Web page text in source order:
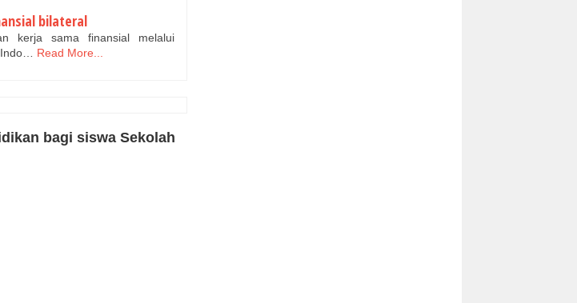
bilateral
kerja sama finansial melalui
Read More...
bagi siswa Sekolah